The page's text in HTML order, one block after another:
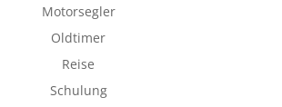
Motorsegler
Oldtimer
Reise
Schulung